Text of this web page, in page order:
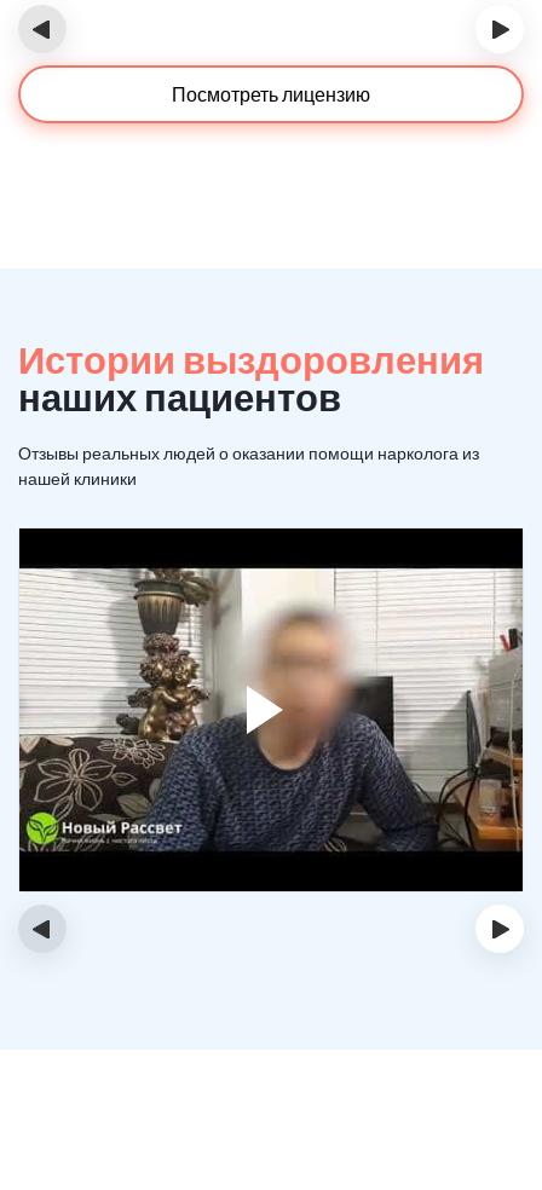
‹ ›
Посмотреть лицензию
Истории выздоровления
наших пациентов
Отзывы реальных людей о оказании помощи нарколога из
нашей клиники
‹ ›